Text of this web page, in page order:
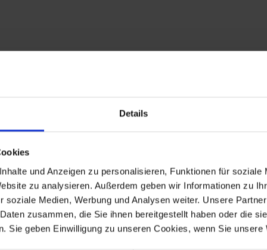
Details
und Anzeigen zu personalisieren, Funktionen für soziale
zu analysieren. Außerdem geben wir Informationen zu
soziale Medien, Werbung und Analysen weiter. Unsere
zusammen, die Sie ihnen bereitgestellt haben oder die
Sie geben Einwilligung zu unseren Cookies, wenn Sie unsere
auf dem Markt und bieten bei fachkundiger Monatge ein
gegenüber Temperaturschwankungen, Vibrationen und
des Luftsystems und schützt den Motor vor